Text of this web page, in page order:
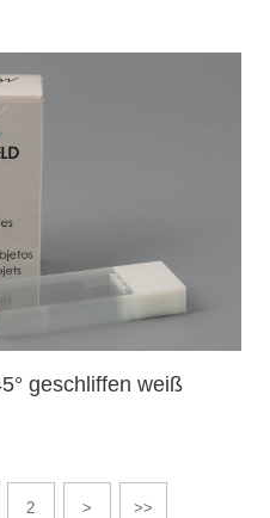
geschliffen weiß
2 > >>